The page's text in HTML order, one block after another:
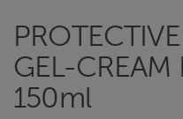
GEL-CREAM
150ml